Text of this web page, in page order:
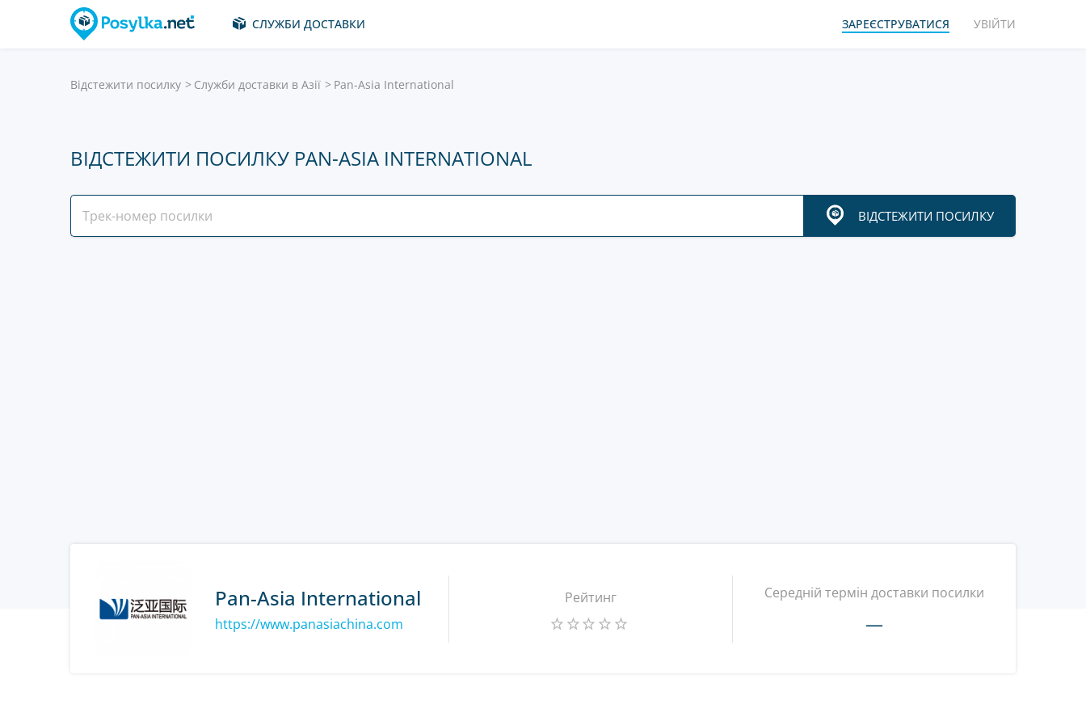
СЛУЖБИ ДОСТАВКИ ЗАРЕЄСТРУВАТИСЯ УВІЙТИ
Відстежити посилку Служби доставки в Азії Pan-Asia International
ВІДСТЕЖИТИ ПОСИЛКУ PAN-ASIA INTERNATIONAL
ВІДСТЕЖИТИ ПОСИЛКУ
Pan-Asia International
https://www.panasiachina.com
Рейтинг Середній термін доставки посилки
—